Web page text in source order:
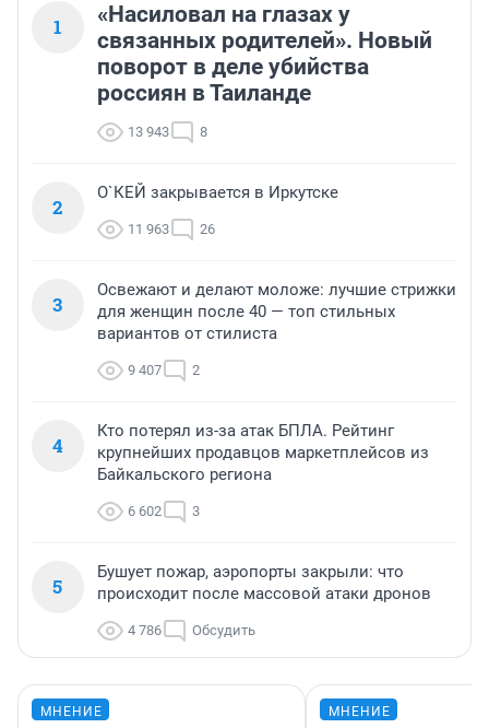
1
«Насиловал на глазах у
связанных родителей». Новый
поворот в деле убийства
россиян в Таиланде
13 943 8
2
О`КЕЙ закрывается в Иркутске
11 963 26
3
Освежают и делают моложе: лучшие стрижки
для женщин после 40 — топ стильных
вариантов от стилиста
9 407 2
4
Кто потерял из-за атак БПЛА. Рейтинг
крупнейших продавцов маркетплейсов из
Байкальского региона
6 602 3
5
Бушует пожар, аэропорты закрыли: что
происходит после массовой атаки дронов
4 786 Обсудить
МНЕНИЕ МНЕНИЕ